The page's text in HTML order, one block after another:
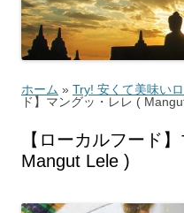
ホーム » Try! 安くて美味い
ド】マングッ・レレ (
【ローカルフード
Mangut Lele )